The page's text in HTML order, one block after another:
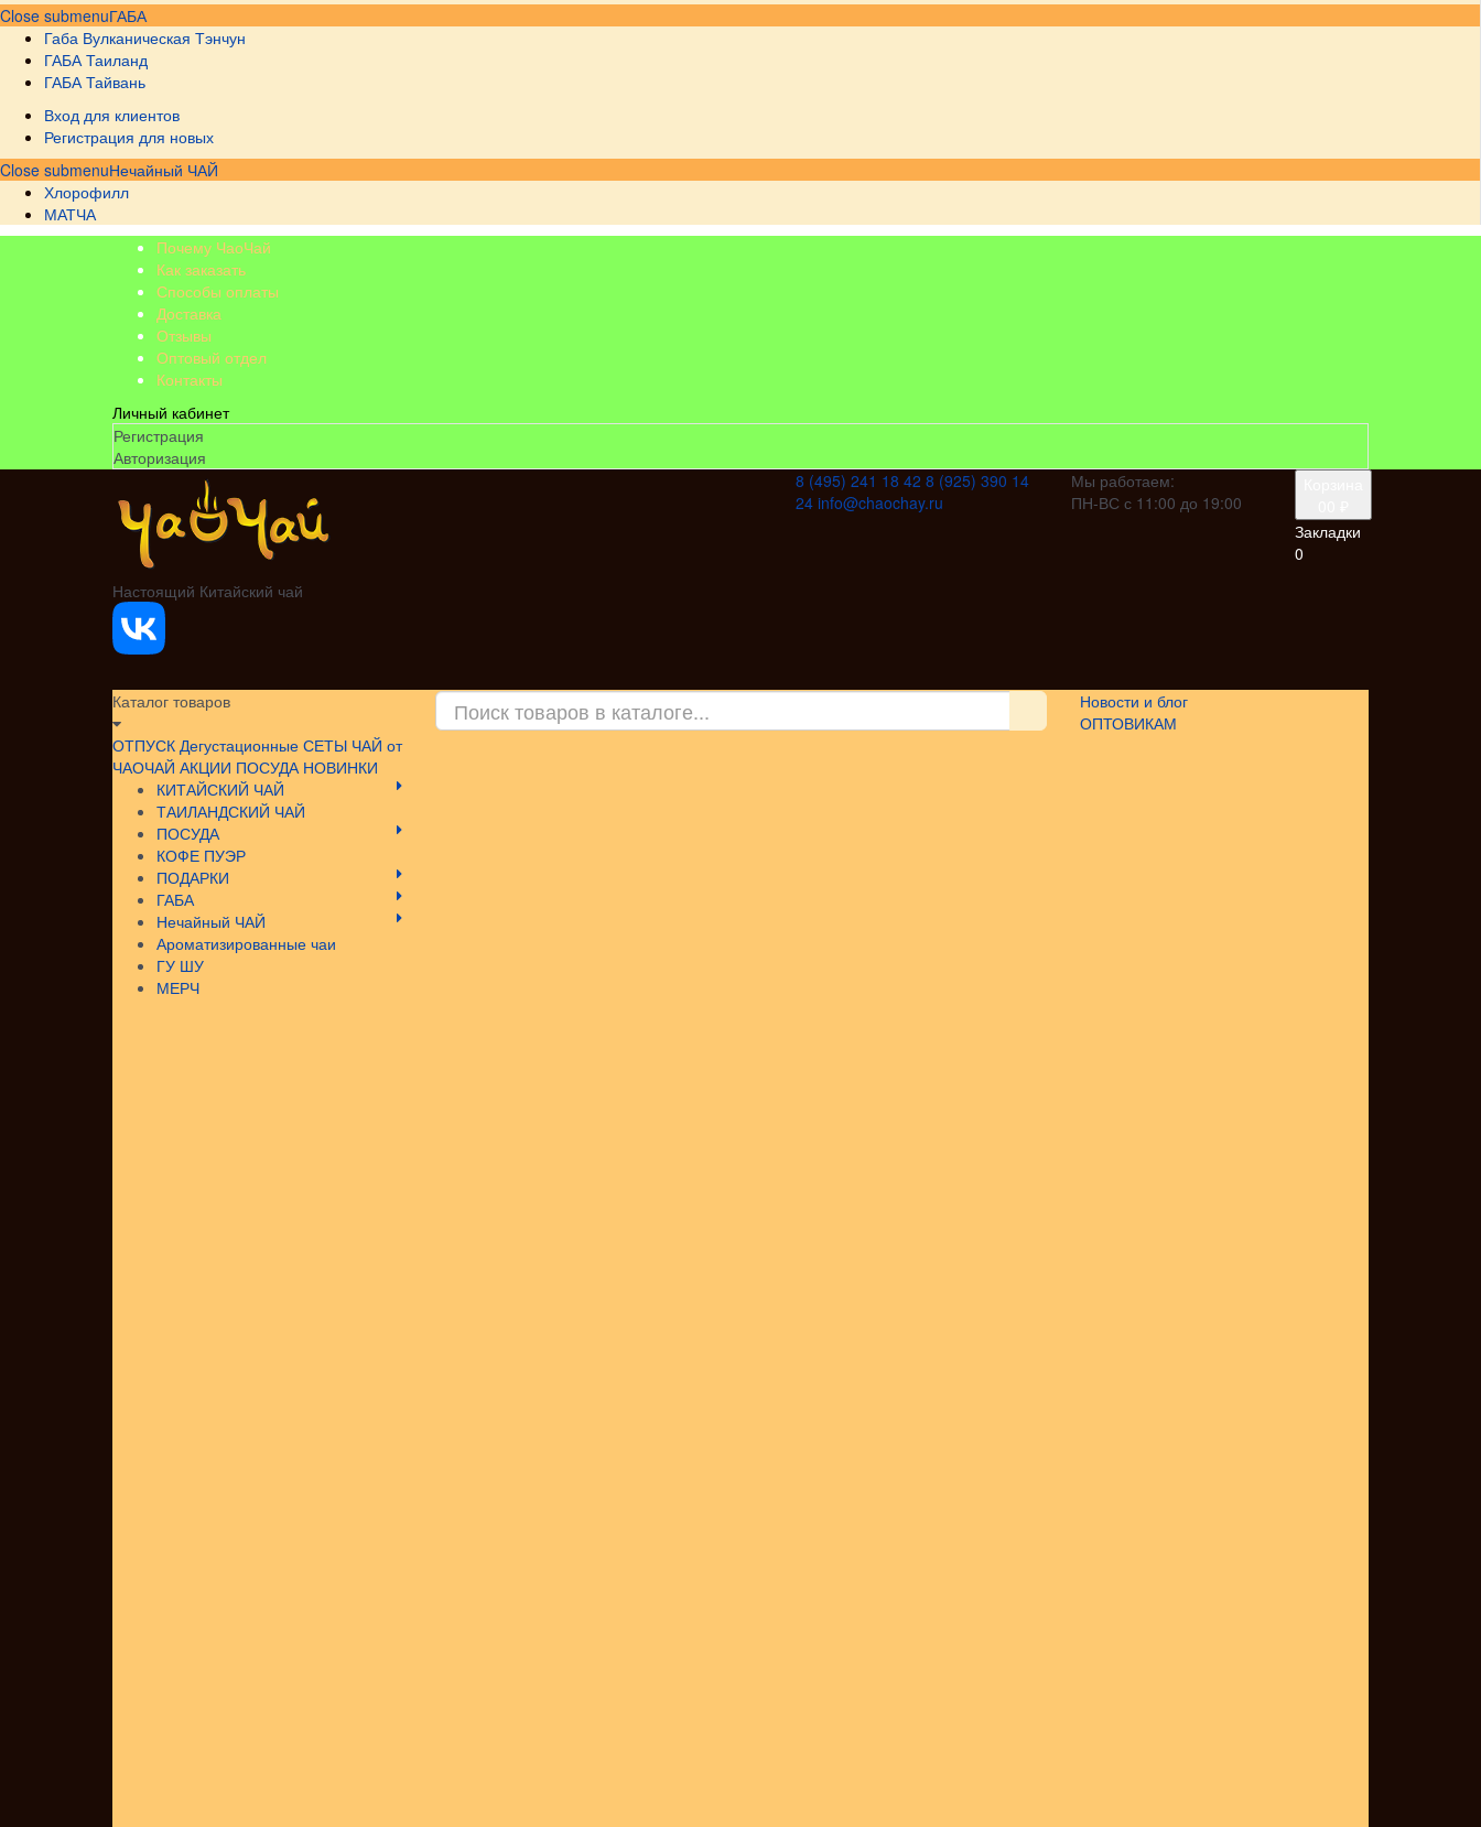
Close submenuГАБА
Габа Вулканическая Тэнчун
ГАБА Таиланд
ГАБА Тайвань
Вход для клиентов
Регистрация для новых
Close submenuНечайный ЧАЙ
Хлорофилл
МАТЧА
Почему ЧаоЧай
Как заказать
Способы оплаты
Доставка
Отзывы
Оптовый отдел
Контакты
Личный кабинет
Регистрация
Авторизация
Настоящий Китайский чай
8 (495) 241 18 42 8 (925) 390 14
24 info@chaochay.ru
Мы работаем:
ПН-ВС с 11:00 до 19:00
Закладки
0
Каталог товаров
ОТПУСК Дегустационные СЕТЫ ЧАЙ от
ЧАОЧАЙ АКЦИИ ПОСУДА НОВИНКИ
КИТАЙСКИЙ ЧАЙ
ТАИЛАНДСКИЙ ЧАЙ
ПОСУДА
КОФЕ ПУЭР
ПОДАРКИ
ГАБА
Нечайный ЧАЙ
Ароматизированные чаи
ГУ ШУ
МЕРЧ
Новости и блог
ОПТОВИКАМ